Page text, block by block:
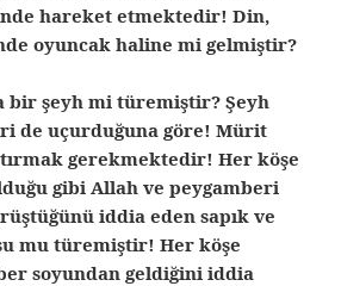
hareket etmektedir! Din,
oyuncak haline mi gelmiştir?
bir şeyh mi türemiştir? Şeyh
de uçurduğuna göre! Mürit
gerekmektedir! Her köşe
gibi Allah ve peygamberi
iddia eden sapık ve
mu türemiştir! Her köşe
soyundan geldiğini iddia